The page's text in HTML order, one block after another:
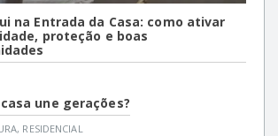
na Entrada da Casa: como ativar
proteção e boas
une gerações?
, RESIDENCIAL